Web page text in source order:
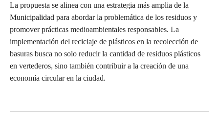
La propuesta se alinea con una estrategia más amplia de la
Municipalidad para abordar la problemática de los residuos y
promover prácticas medioambientales responsables. La
implementación del reciclaje de plásticos en la recolección de
basuras busca no solo reducir la cantidad de residuos plásticos
en vertederos, sino también contribuir a la creación de una
economía circular en la ciudad.